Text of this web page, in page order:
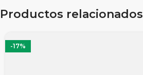
Productos relacionados
-17%